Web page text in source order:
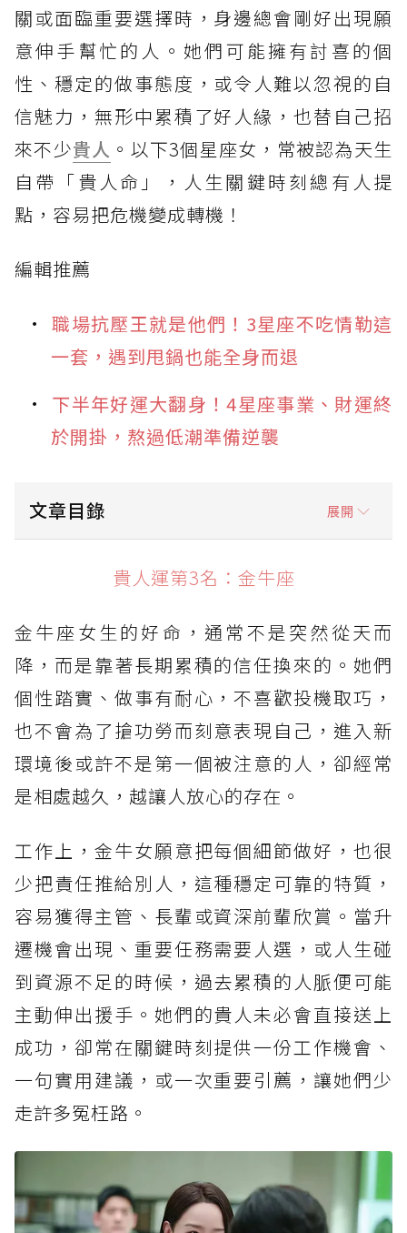
關或面臨重要選擇時，身邊總會剛好出現願
意伸手幫忙的人。她們可能擁有討喜的個
性、穩定的做事態度，或令人難以忽視的自
信魅力，無形中累積了好人緣，也替自己招
來不少貴人 。以下3個星座女，常被認為天生
自帶「貴人命」，人生關鍵時刻總有人提
點，容易把危機變成轉機！
編輯推薦
職場抗壓王就是他們！3星座不吃情勒這
一套，遇到甩鍋也能全身而退
下半年好運大翻身！4星座事業、財運終
於開掛，熬過低潮準備逆襲
文章目錄 展開
貴人運第3名：金牛座
貴人運第1名：天秤座
貴人運第3名：金牛座
金牛座女生的好命，通常不是突然從天而
降，而是靠著長期累積的信任換來的。她們
個性踏實、做事有耐心，不喜歡投機取巧，
也不會為了搶功勞而刻意表現自己，進入新
環境後或許不是第一個被注意的人，卻經常
是相處越久，越讓人放心的存在。
工作上，金牛女願意把每個細節做好，也很
少把責任推給別人，這種穩定可靠的特質，
容易獲得主管、長輩或資深前輩欣賞。當升
遷機會出現、重要任務需要人選，或人生碰
到資源不足的時候，過去累積的人脈便可能
主動伸出援手。她們的貴人未必會直接送上
成功，卻常在關鍵時刻提供一份工作機會、
一句實用建議，或一次重要引薦，讓她們少
走許多冤枉路。